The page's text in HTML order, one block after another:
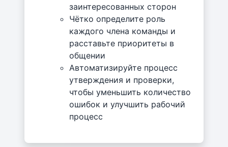
заинтересованных сторон
Чётко определите роль
каждого члена команды и
расставьте приоритеты в
общении
Автоматизируйте процесс
утверждения и проверки,
чтобы уменьшить количество
ошибок и улучшить рабочий
процесс